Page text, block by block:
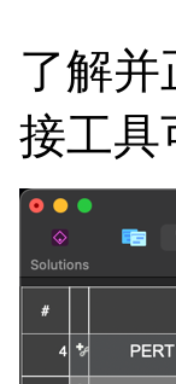
了解并
接工具